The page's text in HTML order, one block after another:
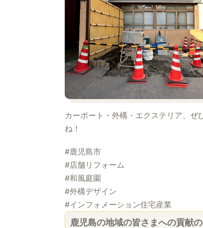
カーポート・外構・エクステリア、
ね！
#鹿児島市
#店舗リフォーム
#和風庭園
#外構デザイン
#インフォメーション住宅産業
鹿児島の地域の皆さまへの貢献